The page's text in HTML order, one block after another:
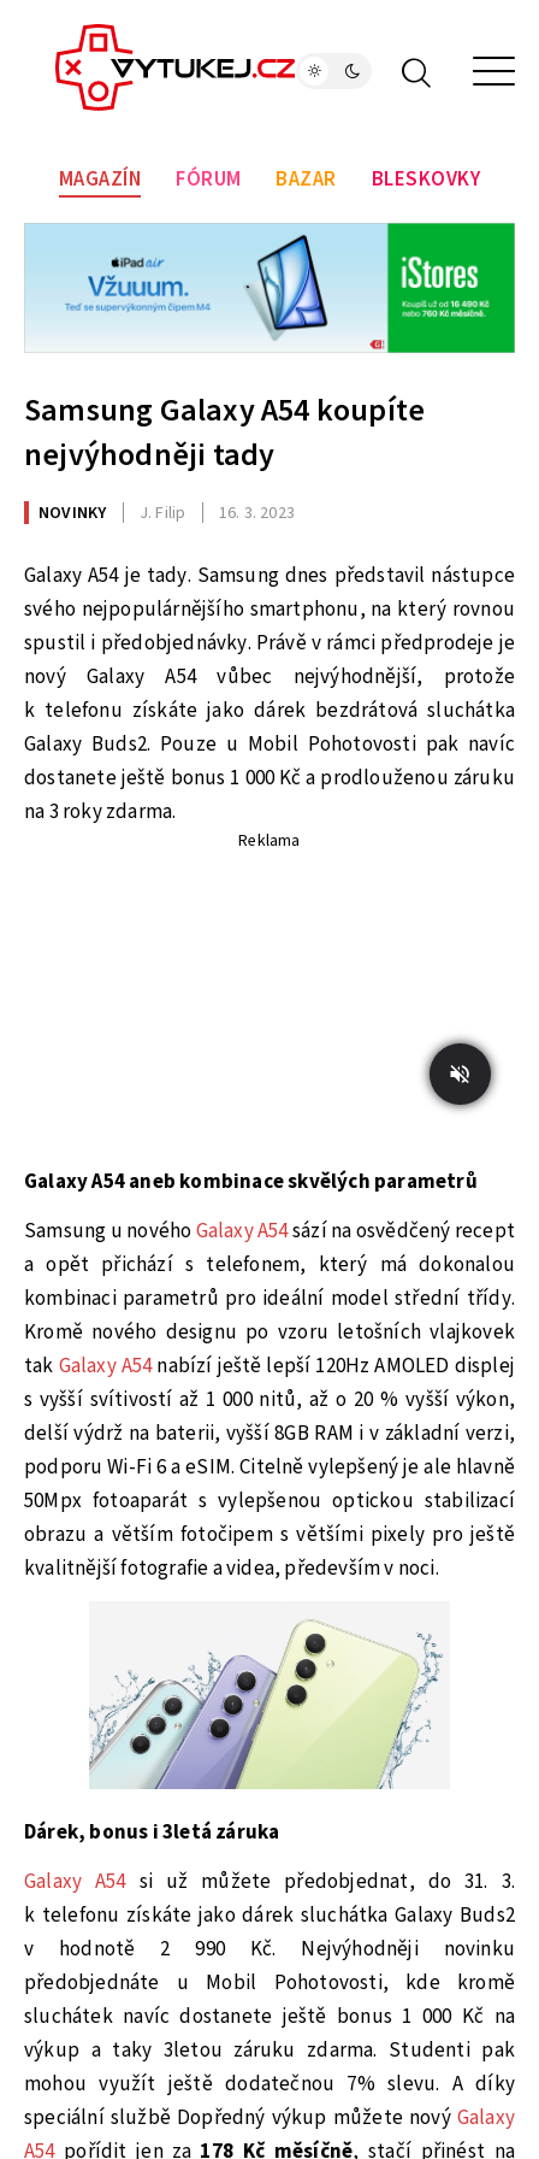
MAGAZÍN FÓRUM BAZAR BLESKOVKY
Samsung Galaxy A54 koupíte
nejvýhodněji tady
NOVINKY J. Filip 16. 3. 2023
Galaxy A54 je tady. Samsung dnes představil nástupce
svého nejpopulárnějšího smartphonu, na který rovnou
spustil i předobjednávky. Právě v rámci předprodeje je
nový Galaxy A54 vůbec nejvýhodnější, protože
k telefonu získáte jako dárek bezdrátová sluchátka
Galaxy Buds2. Pouze u Mobil Pohotovosti pak navíc
dostanete ještě bonus 1 000 Kč a prodlouženou záruku
na 3 roky zdarma.
Reklama
Galaxy A54 aneb kombinace skvělých parametrů
Samsung u novéhoGalaxy A54sází na osvědčený recept
a opět přichází s telefonem, který má dokonalou
kombinaci parametrů pro ideální model střední třídy.
Kromě nového designu po vzoru letošních vlajkovek
tak Galaxy A54nabízí ještě lepší 120Hz AMOLED displej
s vyšší svítivostí až 1 000 nitů, až o 20 % vyšší výkon,
delší výdrž na baterii, vyšší 8GB RAM i v základní verzi,
podporu Wi-Fi 6 a eSIM. Citelně vylepšený je ale hlavně
50Mpx fotoaparát s vylepšenou optickou stabilizací
obrazu a větším fotočipem s většími pixely pro ještě
kvalitnější fotografie a videa, především v noci.
Dárek, bonus i 3letá záruka
Galaxy A54si už můžete předobjednat, do 31. 3.
k telefonu získáte jako dárek sluchátka Galaxy Buds2
v hodnotě 2 990 Kč. Nejvýhodněji novinku
předobjednáte u Mobil Pohotovosti, kde kromě
sluchátek navíc dostanete ještě bonus 1 000 Kč na
výkup a taky 3letou záruku zdarma. Studenti pak
mohou využít ještě dodatečnou 7% slevu. A díky
speciální službě Dopředný výkup můžete nový Galaxy
A54pořídit jen za 178 Kč měsíčně, stačí přinést na